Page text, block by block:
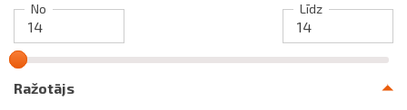
No Līdz
Ražotājs